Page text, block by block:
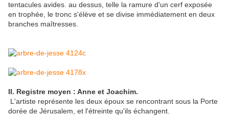
tentacules avides. au dessus, telle la ramure d'un cerf exposée
en trophée, le tronc s'élève et se divise immédiatement en deux
branches maîtresses.
II. Registre moyen : Anne et Joachim.
L'artiste représente les deux époux se rencontrant sous la Porte
dorée de Jérusalem, et l'étreinte qu'ils échangent.